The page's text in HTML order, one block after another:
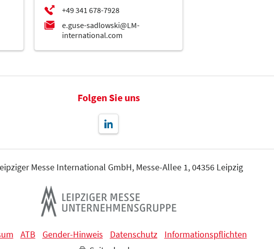
Folgen Sie uns
Messe International GmbH, Messe-Allee 1, 04356 Leipzig
ATB Gender-Hinweis Datenschutz
Informationspflichten